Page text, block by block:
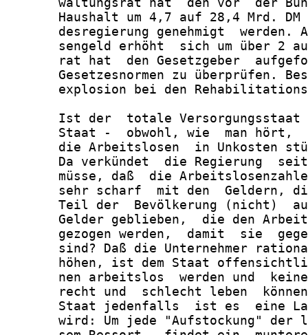
Haushalt um 4,7 auf 28,4 Mrd.
desregierung genehmigt  werden.
sengeld erhöht  sich um über 2
rat hat  den Gesetzgeber
Gesetzesnormen zu überprüfen.
explosion bei den
Ist der  totale
Staat -  obwohl, wie  man hört,
die Arbeitslosen  in Unkosten
Da verkündet  die Regierung
müsse, daß  die
sehr scharf  mit den  Geldern,
Teil der  Bevölkerung (nicht)
Gelder geblieben,  die den
gezogen werden,  damit  sie
sind? Daß die Unternehmer
höhen, ist dem Staat
nen arbeitslos  werden und
recht und  schlecht leben
Staat jedenfalls  ist es  eine
wird: Um jede "Aufstockung" der